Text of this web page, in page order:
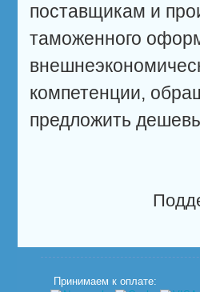
поставщикам и
таможенного
компетенции,
предложить
Принимаем к оплате: